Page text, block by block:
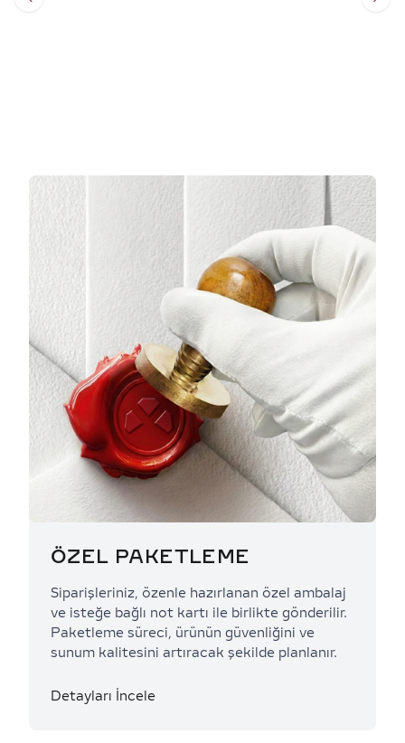
ÖZEL PAKETLEME
Siparişleriniz, özenle hazırlanan özel ambalaj
ve isteğe bağlı not kartı ile birlikte gönderilir.
Paketleme süreci, ürünün güvenliğini ve
sunum kalitesini artıracak şekilde planlanır.
Detayları İncele